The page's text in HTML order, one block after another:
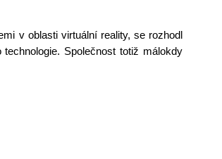
v oblasti virtuální reality, se rozhodl
Společnost totiž málokdy